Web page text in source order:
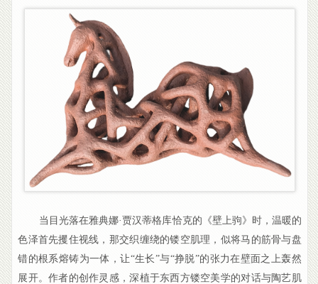
当目光落在雅典娜·贾汉蒂格库恰克的《壁上驹》时，温暖的
色泽首先攫住视线，那交织缠绕的镂空肌理，似将马的筋骨与盘
错的根系熔铸为一体，让“生长”与“挣脱”的张力在壁面之上轰然
展开。作者的创作灵感，深植于东西方镂空美学的对话与陶艺肌